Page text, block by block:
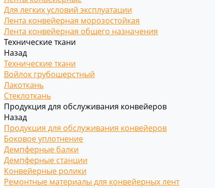
Для легких условий эксплуатации
Лента конвейерная морозостойкая
Лента конвейерная общего назначения
Технические ткани
Назад
Технические ткани
Войлок грубошерстный
Лакоткань
Стеклоткань
Продукция для обслуживания конвейеров
Назад
Продукция для обслуживания конвейеров
Боковое уплотнение
Демпферные балки
Демпферные станции
Конвейерные ролики
Ремонтные материалы для конвейерных лент